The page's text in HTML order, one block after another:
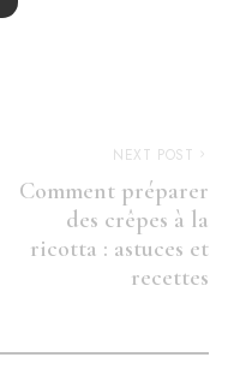
NEXT POST
Comment préparer
des crêpes à la
ricotta : astuces et
recettes